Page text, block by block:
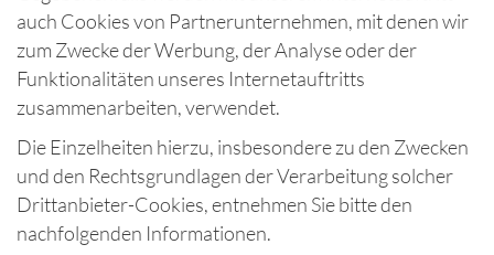
auch Cookies von Partnerunternehmen, mit denen wir
zum Zwecke der Werbung, der Analyse oder der
Funktionalitäten unseres Internetauftritts
zusammenarbeiten, verwendet.
Die Einzelheiten hierzu, insbesondere zu den Zwecken
und den Rechtsgrundlagen der Verarbeitung solcher
Drittanbieter-Cookies, entnehmen Sie bitte den
nachfolgenden Informationen.